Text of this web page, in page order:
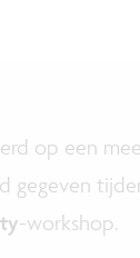
op een
gegeven
-workshop.